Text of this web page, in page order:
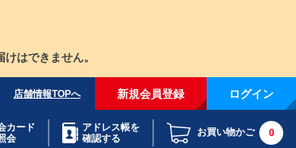
はできません。
店舗情報TOPへ 新規会員登録 ログイン
カード
会
アドレス帳を
確認する
お買い物かご 0